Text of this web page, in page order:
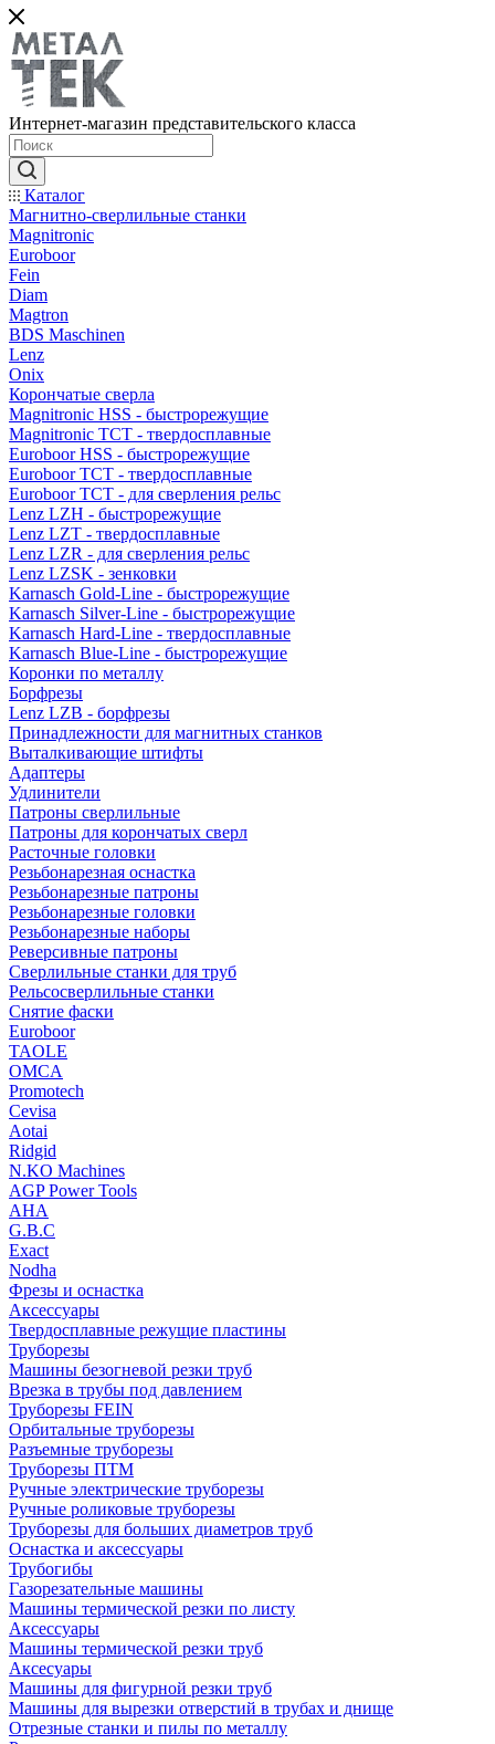
Интернет-магазин представительского класса
Каталог
Магнитно-сверлильные станки
Magnitronic
Euroboor
Fein
Diam
Magtron
BDS Maschinen
Lenz
Onix
Корончатые сверла
Magnitronic HSS - быстрорежущие
Magnitronic TCT - твердосплавные
Euroboor HSS - быстрорежущие
Euroboor TCT - твердосплавные
Euroboor TCT - для сверления рельс
Lenz LZH - быстрорежущие
Lenz LZT - твердосплавные
Lenz LZR - для сверления рельс
Lenz LZSK - зенковки
Karnasch Gold-Line - быстрорежущие
Karnasch Silver-Line - быстрорежущие
Karnasch Hard-Line - твердосплавные
Karnasch Blue-Line - быстрорежущие
Коронки по металлу
Борфрезы
Lenz LZB - борфрезы
Принадлежности для магнитных станков
Выталкивающие штифты
Адаптеры
Удлинители
Патроны сверлильные
Патроны для корончатых сверл
Расточные головки
Резьбонарезная оснастка
Резьбонарезные патроны
Резьбонарезные головки
Резьбонарезные наборы
Реверсивные патроны
Сверлильные станки для труб
Рельсосверлильные станки
Снятие фаски
Euroboor
TAOLE
OMCA
Promotech
Cevisa
Aotai
Ridgid
N.KO Machines
AGP Power Tools
AHA
G.B.C
Exact
Nodha
Фрезы и оснастка
Аксессуары
Твердосплавные режущие пластины
Труборезы
Машины безогневой резки труб
Врезка в трубы под давлением
Труборезы FEIN
Орбитальные труборезы
Разъемные труборезы
Труборезы ПТМ
Ручные электрические труборезы
Ручные роликовые труборезы
Труборезы для больших диаметров труб
Оснастка и аксессуары
Трубогибы
Газорезательные машины
Машины термической резки по листу
Аксессуары
Машины термической резки труб
Аксесуары
Машины для фигурной резки труб
Машины для вырезки отверстий в трубах и днище
Отрезные станки и пилы по металлу